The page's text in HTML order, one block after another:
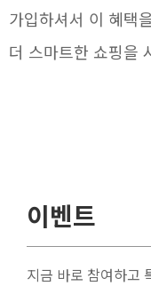
가입하셔서 이 혜택
더 스마트한 쇼핑을
이벤트
지금 바로 참여하고